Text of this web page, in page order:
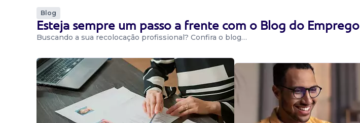
Blog
Esteja sempre um passo a frente com o Blog do Emprego
Buscando a sua recolocação profissional? Confira o blog…